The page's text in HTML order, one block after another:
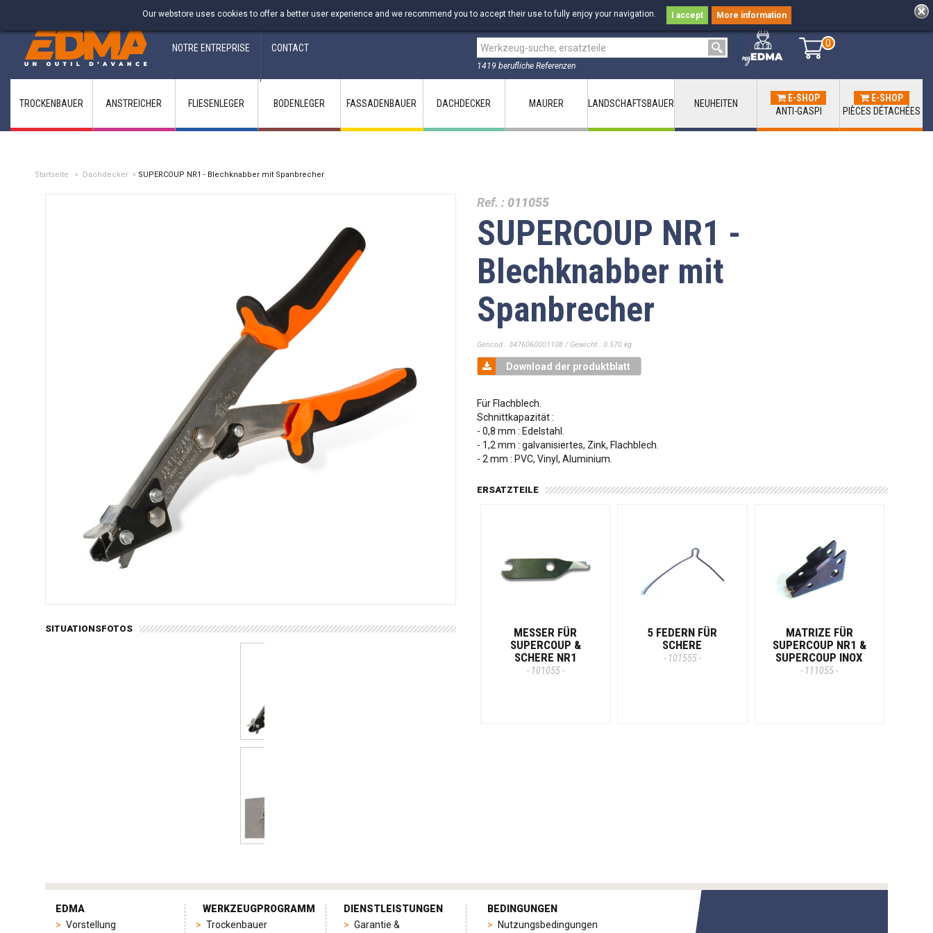
Fabricant francais depuis 1937
NOTRE ENTREPRISE CONTACT
1419 berufliche Referenzen
0
0
Our webstore uses cookies to offer a better user experience and we recommend you to accept their use to fully enjoy your navigation. I accept More information
TROCKENBAUER ANSTREICHER FLIESENLEGER BODENLEGER FASSADENBAUER DACHDECKER MAURER LANDSCHAFTSBAUER NEUHEITEN
E-SHOP
ANTI-GASPI
E-SHOP
PIÈCES DÉTACHÉES
Startseite > Dachdecker > SUPERCOUP NR1 - Blechknabber mit Spanbrecher
SITUATIONSFOTOS
Ref. : 011055
SUPERCOUP NR1 -
Blechknabber mit
Spanbrecher
Gencod : 3476060001108 / Gewicht : 0.570 kg
Download der produktblatt
Für Flachblech.
Schnittkapazität :
- 0,8 mm : Edelstahl.
- 1,2 mm : galvanisiertes, Zink, Flachblech.
- 2 mm : PVC, Vinyl, Aluminium.
ERSATZTEILE
MESSER FÜR
SUPERCOUP &
SCHERE NR1
- 101055 -
5 FEDERN FÜR
SCHERE
- 101555 -
MATRIZE FÜR
SUPERCOUP NR1 &
SUPERCOUP INOX
- 111055 -
EDMA
Vorstellung
WERKZEUGPROGRAMM
Trockenbauer
DIENSTLEISTUNGEN
Garantie &
BEDINGUNGEN
Nutzungsbedingungen